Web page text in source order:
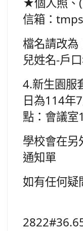
信箱：
檔名請改
兒姓名-戶
4.新生園服
日為114年
點：會議室1
學校會在
通知單
如有任何